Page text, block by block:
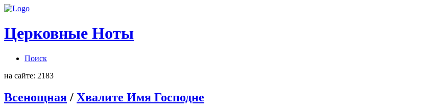
Церковные Ноты
Поиск
на сайте: 2183
Всенощная / Хвалите Имя Господне